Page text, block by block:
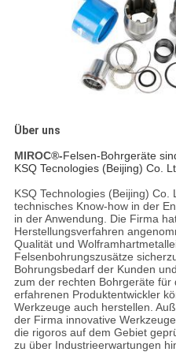
Über uns
MIROC®-Felsen-Bohrgeräte
KSQ Tecnologies (Beijing) Co.
KSQ Technologies (Beijing)
technisches Know-how in der
in der Anwendung. Die Firma
Herstellungsverfahren
Qualität und
Felsenbohrungszusätze
Bohrungsbedarf der Kunden
zum der rechten Bohrgeräte für
erfahrenen Produktentwickler
Werkzeuge auch herstellen.
der Firma innovative
die rigoros auf dem Gebiet
zu über Industrieerwartungen